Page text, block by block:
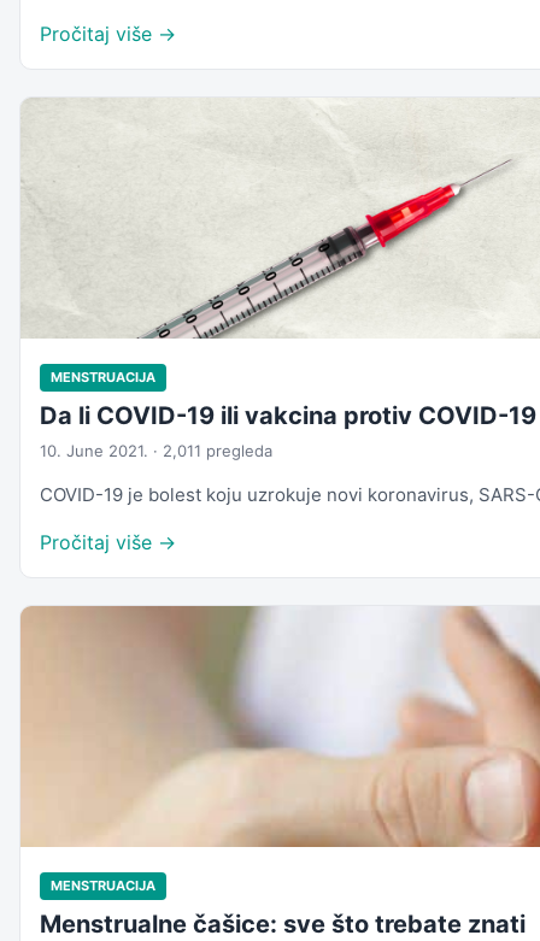
Pročitaj više →
MENSTRUACIJA
Da li COVID-19 ili vakcina protiv COVID-
10. June 2021. · 2,011 pregleda
COVID-19 je bolest koju uzrokuje novi koronavirus,
Pročitaj više →
MENSTRUACIJA
Menstrualne čašice: sve što trebate znati